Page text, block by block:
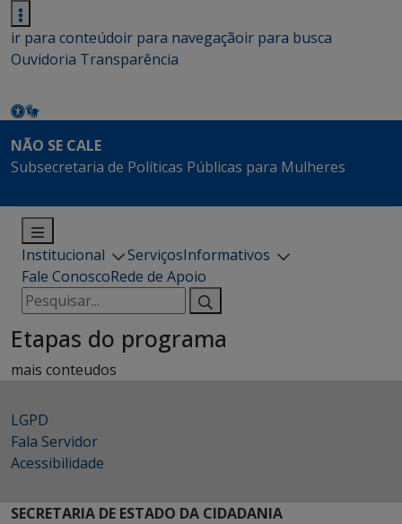
ir para conteúdoir para navegaçãoir para busca
Ouvidoria Transparência
NÃO SE CALE
Subsecretaria de Políticas Públicas para Mulheres
Institucional ServiçosInformativos
Fale ConoscoRede de Apoio
Pesquisar
por:
Etapas do programa
mais conteudos
LGPD
Fala Servidor
Acessibilidade
SECRETARIA DE ESTADO DA CIDADANIA